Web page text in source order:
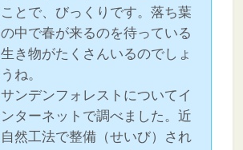
ことで、びっくりです。落ち葉
の中で春が来るのを待っている
生き物がたくさんいるのでしょ
うね。
サンデンフォレストについてイ
ンターネットで調べました。近
自然工法で整備（せいび）され